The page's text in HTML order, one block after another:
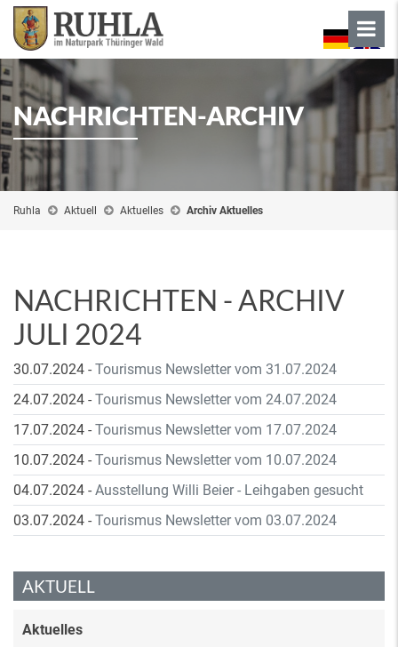
NACHRICHTEN-ARCHIV
Ruhla Aktuell Aktuelles Archiv Aktuelles
NACHRICHTEN - ARCHIV
JULI 2024
30.07.2024 - Tourismus Newsletter vom 31.07.2024
24.07.2024 - Tourismus Newsletter vom 24.07.2024
17.07.2024 - Tourismus Newsletter vom 17.07.2024
10.07.2024 - Tourismus Newsletter vom 10.07.2024
04.07.2024 - Ausstellung Willi Beier - Leihgaben gesucht
03.07.2024 - Tourismus Newsletter vom 03.07.2024
AKTUELL
Aktuelles